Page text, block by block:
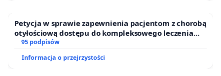
Petycja w sprawie zapewnienia pacjentom z chorobą
otyłościową dostępu do kompleksowego leczenia
oraz programów profilaktycznych.
95 podpisów
Informacja o przejrzystości